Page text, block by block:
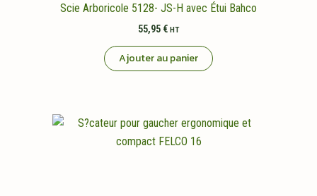
Scie Arboricole 5128- JS-H avec Étui Bahco
55,95 € HT
Ajouter au panier